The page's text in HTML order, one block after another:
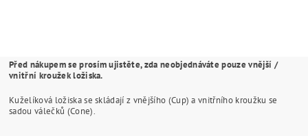
Před nákupem se prosím ujistěte, zda neobjednáváte pouze vnější /
vnitřní kroužek ložiska.
Kuželíková ložiska se skládají z vnějšího (Cup) a vnitřního kroužku se
sadou válečků (Cone).